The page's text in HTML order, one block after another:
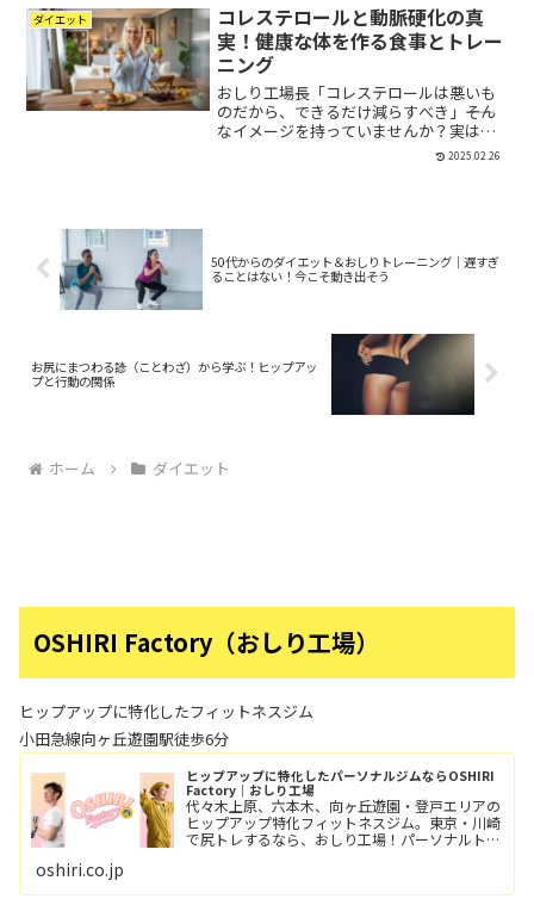
ダイエット
コレステロールと動脈硬化の真
実！健康な体を作る食事とトレー
ニング
おしり工場長「コレステロールは悪いも
のだから、できるだけ減らすべき」――そん
なイメージを持っていませんか？実は、
それは誤解なんです！コレステロールは
2025.02.26
50代からのダイエット＆おしりトレーニング｜遅すぎ
ることはない！今こそ動き出そう
お尻にまつわる諺（ことわざ）から学ぶ！ヒップアッ
プと行動の関係
ホーム ダイエット
OSHIRI Factory（おしり工場）
ヒップアップに特化したフィットネスジム
小田急線向ヶ丘遊園駅徒歩6分
ヒップアップに特化したパーソナルジムならOSHIRI
Factory｜おしり工場
代々木上原、六本木、向ヶ丘遊園・登戸エリアの
ヒップアップ特化フィットネスジム。東京・川崎
で尻トレするなら、おしり工場！パーソナルトレ
oshiri.co.jp